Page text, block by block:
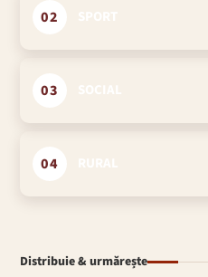
02
03
04
Distribuie & urmărește